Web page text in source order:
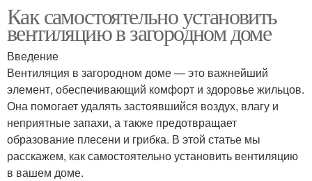
вентиляция
зависимости
Как самостоятельно установить
вентиляцию в загородном доме
Введение
Вентиляция в загородном доме — это важнейший
элемент, обеспечивающий комфорт и здоровье жильцов.
Она помогает удалять застоявшийся воздух, влагу и
неприятные запахи, а также предотвращает
образование плесени и грибка. В этой статье мы
расскажем, как самостоятельно установить вентиляцию
в вашем доме.